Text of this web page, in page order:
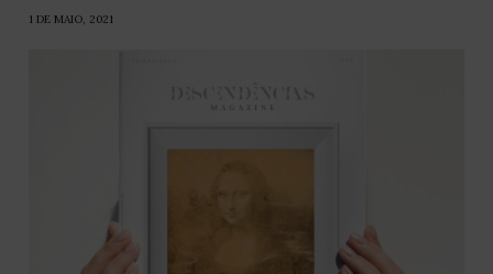
1 DE MAIO, 2021